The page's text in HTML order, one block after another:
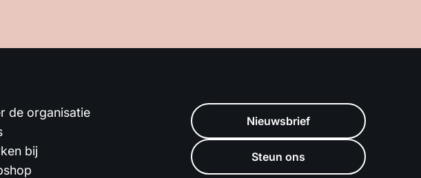
de organisatie
bij
Nieuwsbrief
Steun ons